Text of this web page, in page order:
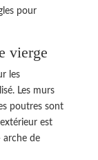
pour
vierge
les
Les murs
poutres sont
est
arche de